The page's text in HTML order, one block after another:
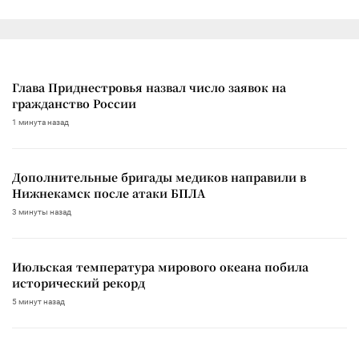
Глава Приднестровья назвал число заявок на
гражданство России
1 минута назад
Дополнительные бригады медиков направили в
Нижнекамск после атаки БПЛА
3 минуты назад
Июльская температура мирового океана побила
исторический рекорд
5 минут назад